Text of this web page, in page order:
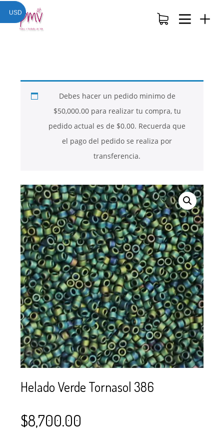
26
NOVIEMBRE
2017
QUE PIEDRAS
SE USAN PARA
BISUTERÍA Y
JOYERÍA
26
NOVIEMBRE
2017
QUE ES LA
MOSTACILLA?
26
NOVIEMBRE
2017
NUESTROS
CURSOS
Debes hacer un pedido minimo de
$50,000.00para realizar tu compra, tu
pedido actual es de $0.00. Recuerda que
el pago del pedido se realiza por
transferencia.
Helado Verde Tornasol 386
$8,700.00
USD